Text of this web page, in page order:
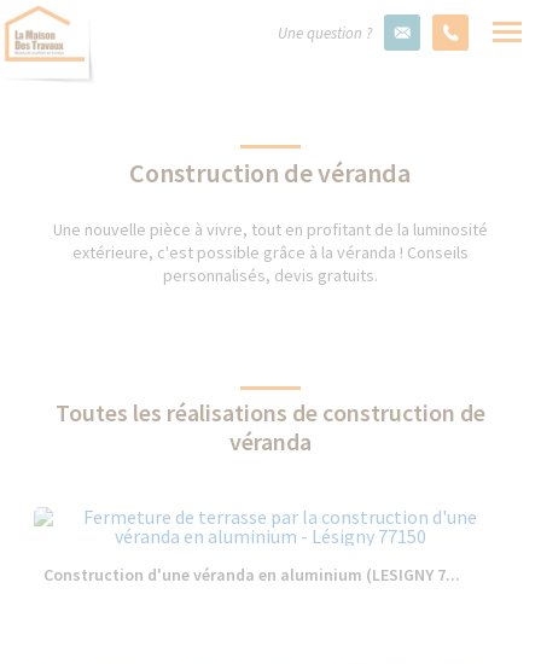
Une question ?
Construction de véranda
Une nouvelle pièce à vivre, tout en profitant de la luminosité
extérieure, c'est possible grâce à la véranda ! Conseils
personnalisés, devis gratuits.
Toutes les réalisations de construction de
véranda
Construction d'une véranda en aluminium (LESIGNY 7...